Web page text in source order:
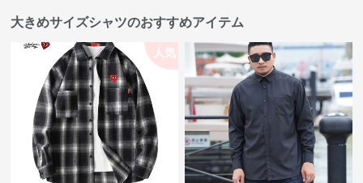
大きめサイズシャツのおすすめアイテム
人気